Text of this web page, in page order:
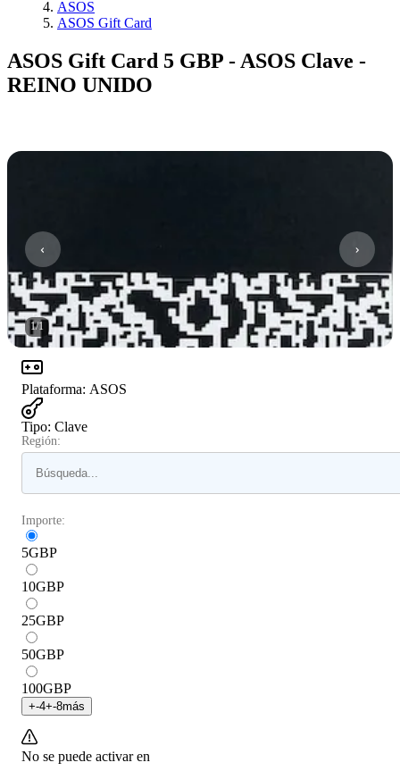
ASOS
ASOS Gift Card
ASOS Gift Card 5 GBP - ASOS Clave -
REINO UNIDO
1/1
Plataforma: ASOS
Tipo: Clave
Región:
Importe:
5GBP
10GBP
25GBP
50GBP
100GBP
+-4+-8más
No se puede activar en